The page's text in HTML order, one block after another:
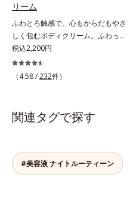
ンは3種類。肌タイプに合わせて水
分と油分のバランスを整え、ボディ
ケアしながらそれぞれの肌の自然な
香りを効果的に広げます。
【DS13】水分も油分も少ないドラ
イ肌に。ローズとイランイランに
バランスがとれた肌に。ゼラニウ
ム、ローズなど花々の精油にハーブ
り。【OS09】油分が多い肌に。さ
っぱりした柑橘にスパイスをプラス
した、植物の生命力を感じさせる香
リーム
ふわとろ触感で、心もからだもやさ
しく包むボディクリーム。ふわっと
軽やかで、ぽよっと弾むユニーク触
感。なじませると摩擦と皮膚温でほ
どけるボディクリームです。うっと
に吸い付くようなしっとりもちもち
肌に。加水分解ヒアルロン酸配合。
肌ボディを長時間キープします。
【ご使用方法】お風呂上がりなどの
税込2,200円
（4.58 /232件）
関連タグで探す
#美容液 ナイトルーティーン